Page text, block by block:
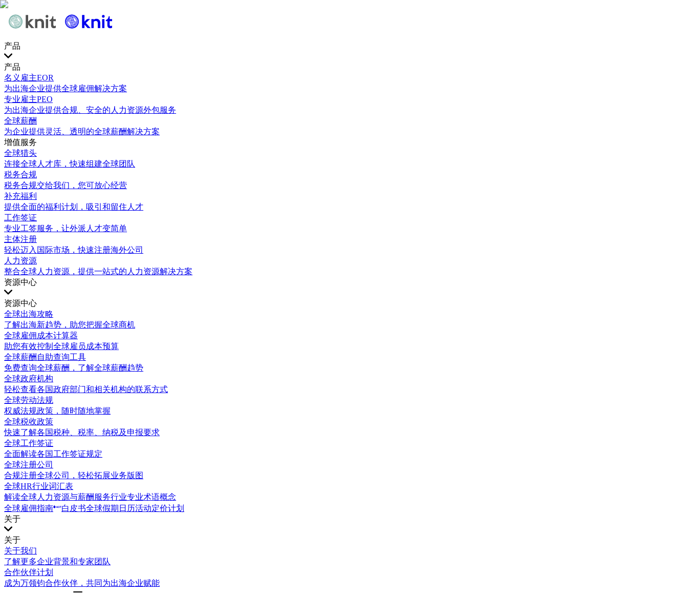
产品
产品
名义雇主EOR
为出海企业提供全球雇佣解决方案
专业雇主PEO
为出海企业提供合规、安全的人力资源外包服务
全球薪酬
为企业提供灵活、透明的全球薪酬解决方案
增值服务
全球猎头
连接全球人才库，快速组建全球团队
税务合规
税务合规交给我们，您可放心经营
补充福利
提供全面的福利计划，吸引和留住人才
工作签证
专业工签服务，让外派人才变简单
主体注册
轻松迈入国际市场，快速注册海外公司
人力资源
整合全球人力资源，提供一站式的人力资源解决方案
资源中心
资源中心
全球出海攻略
了解出海新趋势，助您把握全球商机
全球雇佣成本计算器
助您有效控制全球雇员成本预算
全球薪酬自助查询工具
免费查询全球薪酬，了解全球薪酬趋势
全球政府机构
轻松查看各国政府部门和相关机构的联系方式
全球劳动法规
权威法规政策，随时随地掌握
全球税收政策
快速了解各国税种、税率、纳税及申报要求
全球工作签证
全面解读各国工作签证规定
全球注册公司
合规注册全球公司，轻松拓展业务版图
全球HR行业词汇表
解读全球人力资源与薪酬服务行业专业术语概念
全球雇佣指南
白皮书全球假期日历活动定价计划
关于
关于
关于我们
了解更多企业背景和专家团队
合作伙伴计划
成为万领钧合作伙伴，共同为出海企业赋能